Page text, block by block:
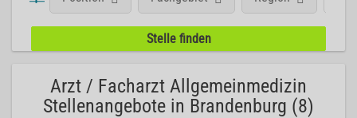
Arzt / Facharzt Allgemeinmedizin
Stellenangebote in Brandenburg (8)